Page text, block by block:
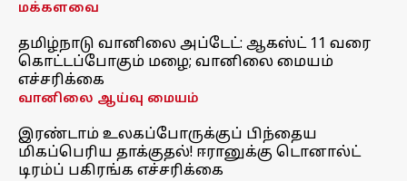
மக்களவை
தமிழ்நாடு வானிலை அப்டேட்: ஆகஸ்ட் 11 வரை
கொட்டப்போகும் மழை; வானிலை மையம்
எச்சரிக்கை
வானிலை ஆய்வு மையம்
இரண்டாம் உலகப்போருக்குப் பிந்தைய
மிகப்பெரிய தாக்குதல்! ஈரானுக்கு டொனால்ட்
டிரம்ப் பகிரங்க எச்சரிக்கை